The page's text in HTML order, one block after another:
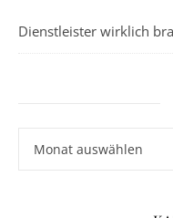
Dienstleister wirklich